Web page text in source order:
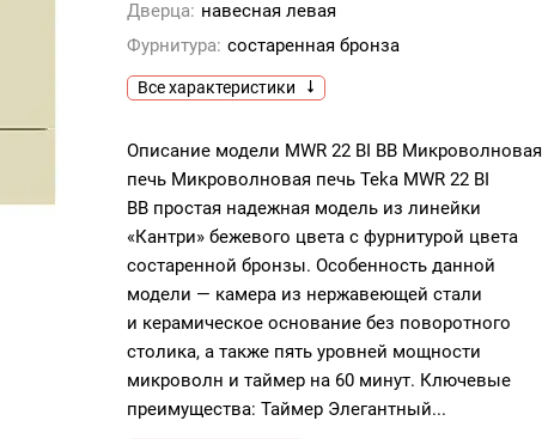
Дверца: навесная левая
Фурнитура: состаренная бронза
Все характеристики
Описание модели MWR 22 BI BB Микроволновая
печь Микроволновая печь Teka MWR 22 BI
BB простая надежная модель из линейки
«Кантри» бежевого цвета с фурнитурой цвета
состаренной бронзы. Особенность данной
модели — камера из нержавеющей стали
и керамическое основание без поворотного
столика, а также пять уровней мощности
микроволн и таймер на 60 минут. Ключевые
преимущества: Таймер Элегантный...